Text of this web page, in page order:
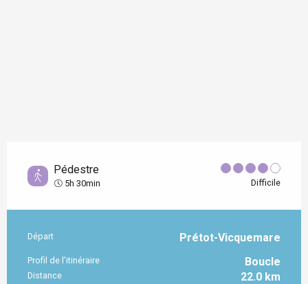
Pédestre
5h 30min Difficile
Informations pratiques
Départ Prétot-Vicquemare
Profil de l’itinéraire Boucle
Distance 22.0 km